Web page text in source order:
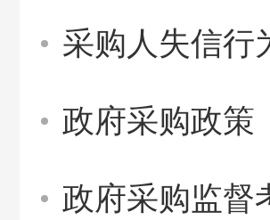
采购人失信行
政府采购政策
政府采购监督